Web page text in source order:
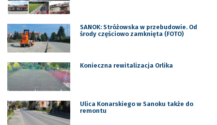
SANOK: Stróżowska w przebudowie. Od
środy częściowo zamknięta (FOTO)
Konieczna rewitalizacja Orlika
Ulica Konarskiego w Sanoku także do
remontu